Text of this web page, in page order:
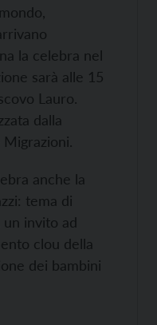
la celebra nel
sarà alle 15
Lauro.
dalla
anche la
tema di
un invito ad
clou della
dei bambini